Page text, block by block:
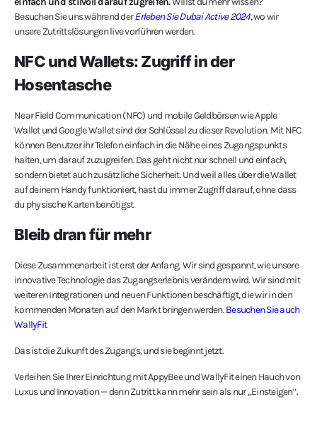
Besuchen Sie uns während derErleben Sie Dubai Active 2024, wo wir
unsere Zutrittslösungen live vorführen werden.
NFC und Wallets: Zugriff in der
Hosentasche
Near Field Communication (NFC) und mobile Geldbörsen wie Apple
Wallet und Google Wallet sind der Schlüssel zu dieser Revolution. Mit NFC
können Benutzer ihr Telefon einfach in die Nähe eines Zugangspunkts
halten, um darauf zuzugreifen. Das geht nicht nur schnell und einfach,
sondern bietet auch zusätzliche Sicherheit. Und weil alles über die Wallet
auf deinem Handy funktioniert, hast du immer Zugriff darauf, ohne dass
du physische Karten benötigst.
Bleib dran für mehr
Diese Zusammenarbeit ist erst der Anfang. Wir sind gespannt, wie unsere
innovative Technologie das Zugangserlebnis verändern wird. Wir sind mit
weiteren Integrationen und neuen Funktionen beschäftigt, die wir in den
kommenden Monaten auf den Markt bringen werden.Besuchen Sie auch
WallyFit
Das ist die Zukunft des Zugangs, und sie beginnt jetzt.
Verleihen Sie Ihrer Einrichtung mit AppyBee und WallyFit einen Hauch von
Luxus und Innovation — denn Zutritt kann mehr sein als nur „Einsteigen“.